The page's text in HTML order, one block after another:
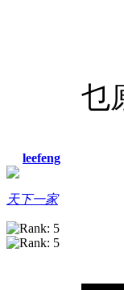
leefeng
天下一家
乜